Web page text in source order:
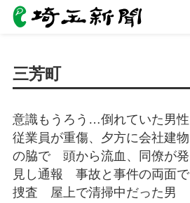
三芳町
意識もうろう…倒れていた男性
従業員が重傷、夕方に会社建物
の脇で 頭から流血、同僚が発
見し通報 事故と事件の両面で
捜査 屋上で清掃中だった男